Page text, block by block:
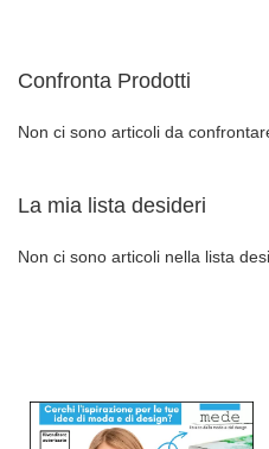
DESIDERI
Confronta Prodotti
Non ci sono articoli da
La mia lista desideri
Non ci sono articoli nella lista